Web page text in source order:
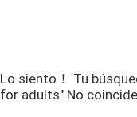
Lo siento！ Tu
for adults" No